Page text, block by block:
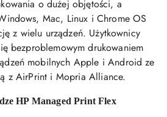
o dużej objętości, a
Mac, Linux i Chrome OS
z wielu urządzeń. Użytkownicy
bezproblemowym drukowaniem
mobilnych Apple i Android ze
z AirPrint i Mopria Alliance.
HP Managed Print Flex